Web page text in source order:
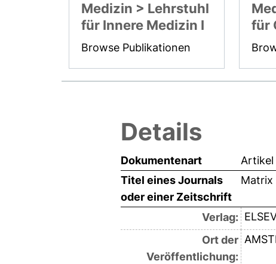
Medizin > Lehrstuhl
für Innere Medizin I
Browse Publikationen
für
Details
Dokumentenart
Artikel
Titel eines Journals
oder einer Zeitschrift
Matrix
Verlag:
Ort der
Veröffentlichung: